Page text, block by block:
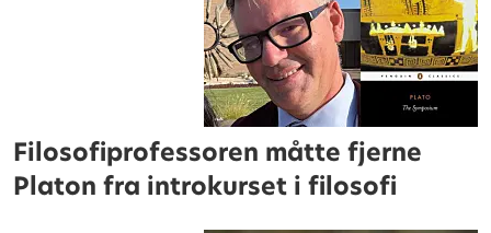
Filosofiprofessoren måtte fjerne
Platon fra introkurset i filosofi